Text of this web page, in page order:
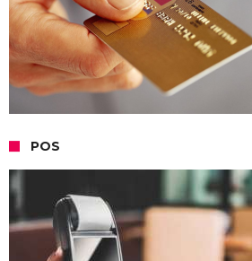
POS